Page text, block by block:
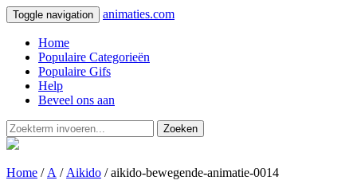
Toggle navigation animaties.com
Home
Populaire Categorieën
Populaire Gifs
Help
Beveel ons aan
Zoeken
Home / A / Aikido / aikido-bewegende-animatie-0014